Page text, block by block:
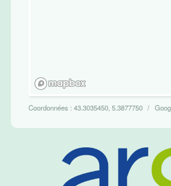
Coordonnées : 43.3035450, 5.3877750